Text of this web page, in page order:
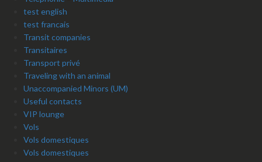
test english
test francais
Transit companies
Transitaires
Transport privé
Traveling with an animal
Unaccompanied Minors (UM)
Useful contacts
VIP lounge
Vols
Vols domestiques
Vols domestiques